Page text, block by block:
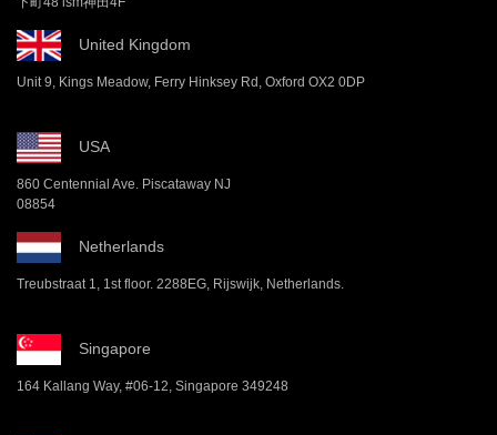
United Kingdom
Unit 9, Kings Meadow, Ferry Hinksey Rd, Oxford OX2 0DP
USA
860 Centennial Ave. Piscataway NJ
08854
Netherlands
Treubstraat 1, 1st floor. 2288EG, Rijswijk, Netherlands.
Singapore
164 Kallang Way, #06-12, Singapore 349248